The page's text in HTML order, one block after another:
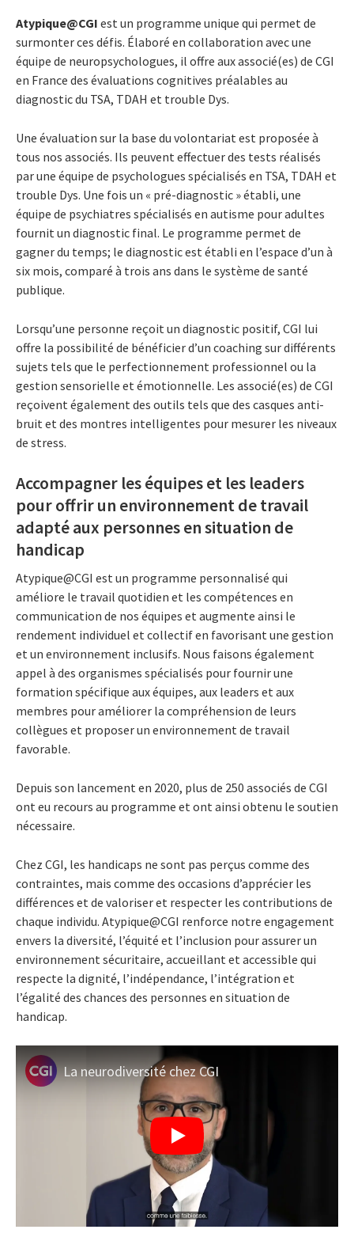
Atypique@CGI est un programme unique qui permet de
surmonter ces défis. Élaboré en collaboration avec une
équipe de neuropsychologues, il offre aux associé(es) de CGI
en France des évaluations cognitives préalables au
diagnostic du TSA, TDAH et trouble Dys.
Une évaluation sur la base du volontariat est proposée à
tous nos associés. Ils peuvent effectuer des tests réalisés
par une équipe de psychologues spécialisés en TSA, TDAH et
trouble Dys. Une fois un « pré-diagnostic » établi, une
équipe de psychiatres spécialisés en autisme pour adultes
fournit un diagnostic final. Le programme permet de
gagner du temps; le diagnostic est établi en l’espace d’un à
six mois, comparé à trois ans dans le système de santé
publique.
Lorsqu’une personne reçoit un diagnostic positif, CGI lui
offre la possibilité de bénéficier d’un coaching sur différents
sujets tels que le perfectionnement professionnel ou la
gestion sensorielle et émotionnelle. Les associé(es) de CGI
reçoivent également des outils tels que des casques anti-
bruit et des montres intelligentes pour mesurer les niveaux
de stress.
Accompagner les équipes et les leaders
pour offrir un environnement de travail
adapté aux personnes en situation de
handicap
Atypique@CGI est un programme personnalisé qui
améliore le travail quotidien et les compétences en
communication de nos équipes et augmente ainsi le
rendement individuel et collectif en favorisant une gestion
et un environnement inclusifs. Nous faisons également
appel à des organismes spécialisés pour fournir une
formation spécifique aux équipes, aux leaders et aux
membres pour améliorer la compréhension de leurs
collègues et proposer un environnement de travail
favorable.
Depuis son lancement en 2020, plus de 250 associés de CGI
ont eu recours au programme et ont ainsi obtenu le soutien
nécessaire.
Chez CGI, les handicaps ne sont pas perçus comme des
contraintes, mais comme des occasions d’apprécier les
différences et de valoriser et respecter les contributions de
chaque individu. Atypique@CGI renforce notre engagement
envers la diversité, l’équité et l’inclusion pour assurer un
environnement sécuritaire, accueillant et accessible qui
respecte la dignité, l’indépendance, l’intégration et
l’égalité des chances des personnes en situation de
handicap.
La neurodiversité chez CGI